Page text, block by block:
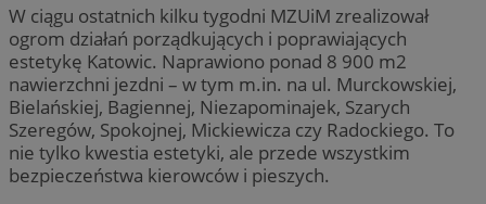
W ciągu ostatnich kilku tygodni MZUiM zrealizował
ogrom działań porządkujących i poprawiających
estetykę Katowic. Naprawiono ponad 8 900 m2
nawierzchni jezdni – w tym m.in. na ul. Murckowskiej,
Bielańskiej, Bagiennej, Niezapominajek, Szarych
Szeregów, Spokojnej, Mickiewicza czy Radockiego. To
nie tylko kwestia estetyki, ale przede wszystkim
bezpieczeństwa kierowców i pieszych.